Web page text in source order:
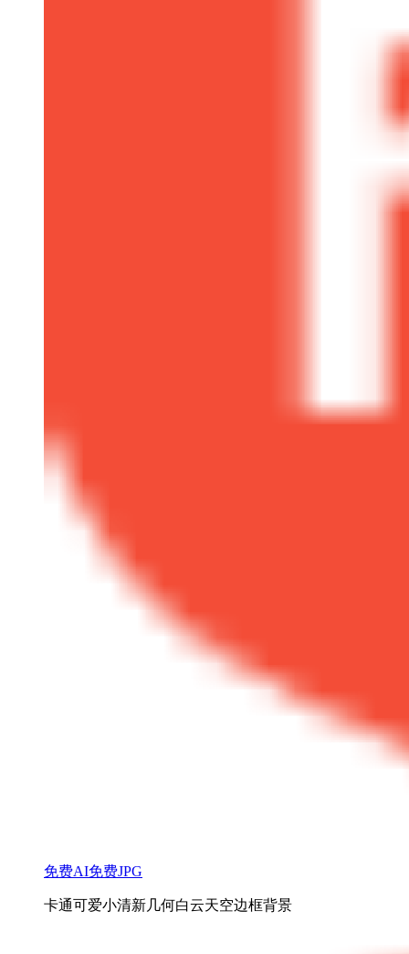
免费AI免费JPG
卡通可爱小清新几何白云天空边框背景